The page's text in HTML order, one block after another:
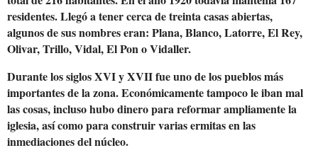
residentes. Llegó a tener cerca de treinta casas abiertas,
algunos de sus nombres eran: Plana, Blanco, Latorre, El Rey,
Olivar, Trillo, Vidal, El Pon o Vidaller.
Durante los siglos XVI y XVII fue uno de los pueblos más
importantes de la zona. Económicamente tampoco le iban mal
las cosas, incluso hubo dinero para reformar ampliamente la
iglesia, así como para construir varias ermitas en las
inmediaciones del núcleo.